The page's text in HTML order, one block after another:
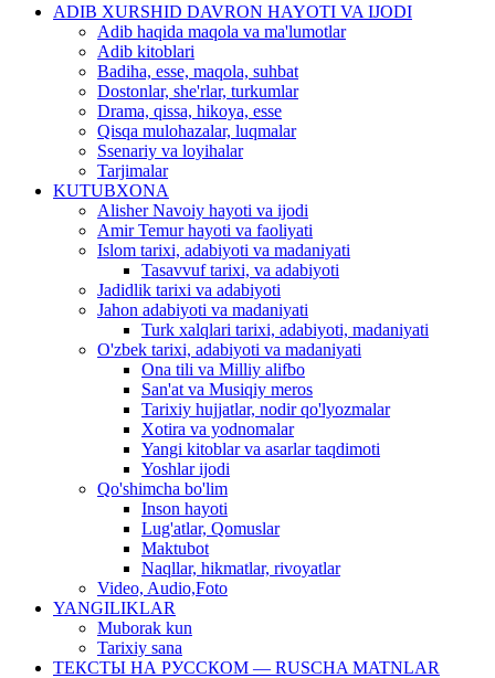
ADIB XURSHID DAVRON HAYOTI VA IJODI
Adib haqida maqola va ma'lumotlar
Adib kitoblari
Badiha, esse, maqola, suhbat
Dostonlar, she'rlar, turkumlar
Drama, qissa, hikoya, esse
Qisqa mulohazalar, luqmalar
Ssenariy va loyihalar
Tarjimalar
KUTUBXONA
Alisher Navoiy hayoti va ijodi
Amir Temur hayoti va faoliyati
Islom tarixi, adabiyoti va madaniyati
Tasavvuf tarixi, va adabiyoti
Jadidlik tarixi va adabiyoti
Jahon adabiyoti va madaniyati
Turk xalqlari tarixi, adabiyoti, madaniyati
O'zbek tarixi, adabiyoti va madaniyati
Ona tili va Milliy alifbo
San'at va Musiqiy meros
Tarixiy hujjatlar, nodir qo'lyozmalar
Xotira va yodnomalar
Yangi kitoblar va asarlar taqdimoti
Yoshlar ijodi
Qo'shimcha bo'lim
Inson hayoti
Lug'atlar, Qomuslar
Maktubot
Naqllar, hikmatlar, rivoyatlar
Video, Audio,Foto
YANGILIKLAR
Muborak kun
Tarixiy sana
ТЕКСТЫ НА РУССКОМ — RUSCHA MATNLAR